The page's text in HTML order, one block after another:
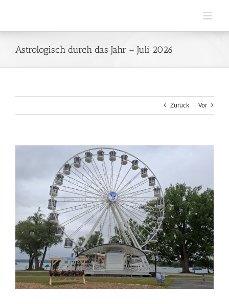
Astrologisch durch das Jahr – Juli 2026
Zurück Vor